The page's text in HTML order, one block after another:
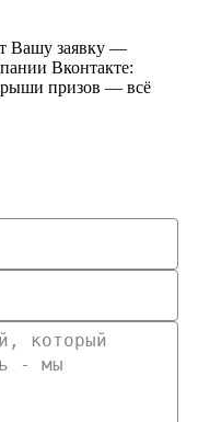
Вашу заявку —
Вконтакте:
призов — всё